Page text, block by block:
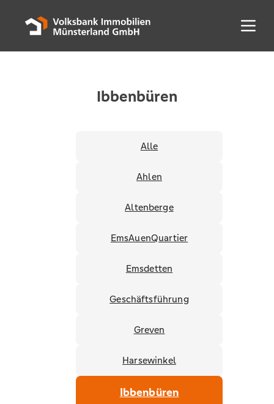
Menü
Ibbenbüren
Alle
Ahlen
Altenberge
EmsAuenQuartier
Emsdetten
Geschäftsführung
Greven
Harsewinkel
Ibbenbüren